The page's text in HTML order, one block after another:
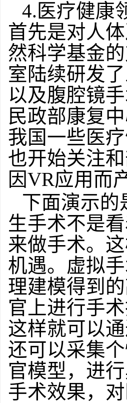
4.医疗健康
首先是对人
然科学基金
室陆续研发
以及腹腔镜
民政部康复
我国一些医
也开始关注
因VR应用而
下面演示的
生手术不是
来做手术。
机遇。虚拟
理建模得到
官上进行手
这样就可以
还可以采集
官模型，进
手术效果，